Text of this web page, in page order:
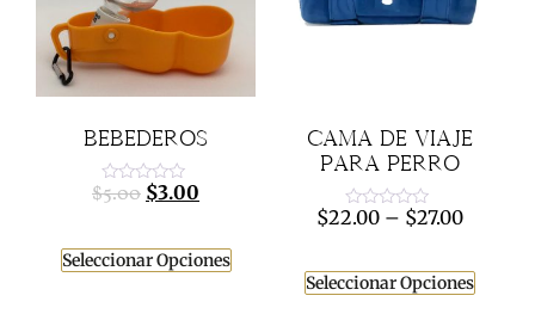
BEBEDEROS
Valorado
5
$5.00 $3.00
Seleccionar Opciones
CAMA DE VIAJE
PARA PERRO
Valorado
5
$22.00– $27.00
Seleccionar Opciones